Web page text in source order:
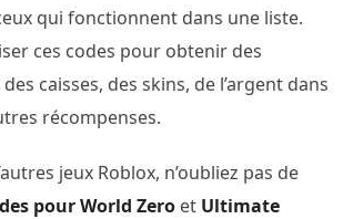
qui fonctionnent dans une liste.
ces codes pour obtenir des
caisses, des skins, de l’argent dans
récompenses.
jeux Roblox, n’oubliez pas de
pour World Zero et Ultimate